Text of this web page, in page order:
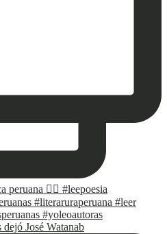
José Watanab